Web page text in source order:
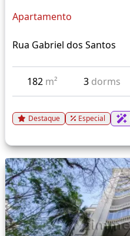
Apartamento
Rua Gabriel dos Santos
182 m² 3 dorms
Destaque Especial